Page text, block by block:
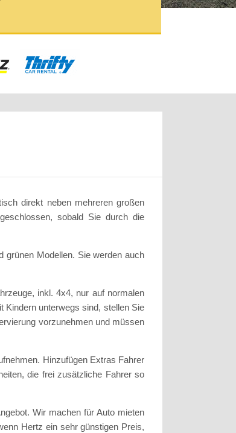
direkt neben mehreren großen
sobald Sie durch die
grünen Modellen. Sie werden auch
inkl. 4x4, nur auf normalen
Kindern unterwegs sind, stellen Sie
vorzunehmen und müssen
Hinzufügen Extras Fahrer
die frei zusätzliche Fahrer so
Wir machen für Auto mieten
Hertz ein sehr günstigen Preis,